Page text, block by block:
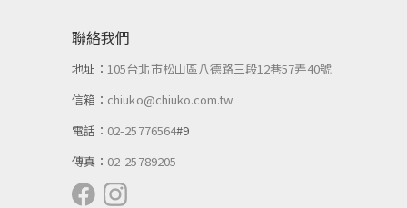
聯絡我們
地址：105台北市松山區八德路三段12巷57弄40號
信箱： chiuko@chiuko.com.tw
電話： 02-25776564#9
傳真： 02-25789205